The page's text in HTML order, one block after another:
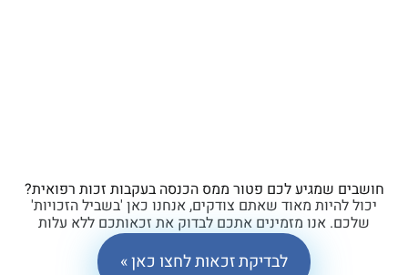
שמגיע לכם פטור ממס הכנסה בעקבות זכות רפואית?
להיות מאוד שאתם צודקים, אנחנו כאן 'בשביל הזכויות'
אנו מזמינים אתכם לבדוק את זכאותכם ללא עלות
וללא התחייבות.
לבדיקת זכאות לחצו כאן »